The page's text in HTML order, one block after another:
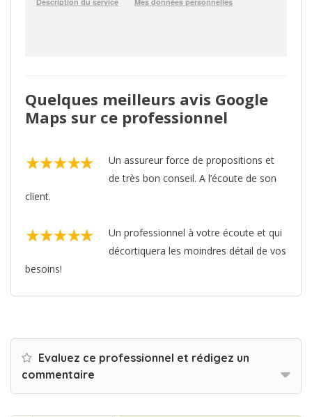
Quelques meilleurs avis Google
Maps sur ce professionnel
Un assureur force de propositions et
de très bon conseil. A l’écoute de son
client.
Un professionnel à votre écoute et qui
décortiquera les moindres détail de vos
besoins!
Evaluez ce professionnel et rédigez un
commentaire